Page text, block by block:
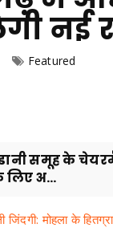
नई
Featured
समूह के
लिए अ...
मोहला के